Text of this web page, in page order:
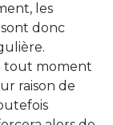
les
sont donc
tout moment
raison de